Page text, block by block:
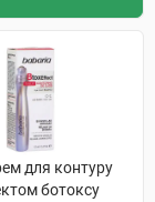
для контуру
ботоксу